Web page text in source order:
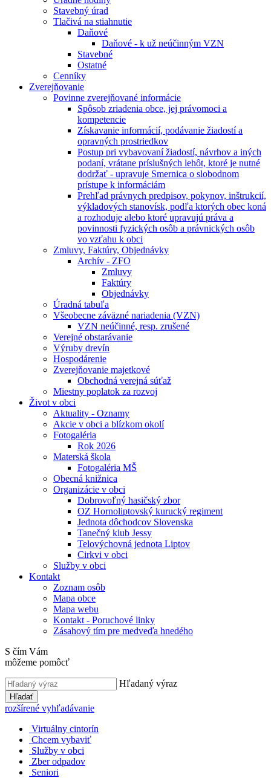
Stavebný úrad
Tlačivá na stiahnutie
Daňové
Daňové - k už neúčinným VZN
Stavebné
Ostatné
Cenníky
Zverejňovanie
Povinne zverejňované informácie
Spôsob zriadenia obce, jej právomoci a
kompetencie
Získavanie informácií, podávanie žiadostí a
opravných prostriedkov
Postup pri vybavovaní žiadostí, návrhov a iných
podaní, vrátane príslušných lehôt, ktoré je nutné
dodržať - upravuje Smernica o slobodnom
prístupe k informáciám
Prehľad právnych predpisov, pokynov, inštrukcií,
výkladových stanovísk, podľa ktorých obec koná
a rozhoduje alebo ktoré upravujú práva a
povinnosti fyzických osôb a právnických osôb
vo vzťahu k obci
Zmluvy, Faktúry, Objednávky
Archív - ZFO
Zmluvy
Faktúry
Objednávky
Úradná tabuľa
Všeobecne záväzné nariadenia (VZN)
VZN neúčinné, resp. zrušené
Verejné obstarávanie
Výruby drevín
Hospodárenie
Zverejňovanie majetkové
Obchodná verejná súťaž
Miestny poplatok za rozvoj
Život v obci
Aktuality - Oznamy
Akcie v obci a blízkom okolí
Fotogaléria
Rok 2026
Materská škola
Fotogaléria MŠ
Obecná knižnica
Organizácie v obci
Dobrovoľný hasičský zbor
OZ Hornoliptovský kurucký regiment
Jednota dôchodcov Slovenska
Tanečný klub Jessy
Telovýchovná jednota Liptov
Cirkvi v obci
Služby v obci
Kontakt
Zoznam osôb
Mapa obce
Mapa webu
Kontakt - Poruchové linky
Zásahový tím pre medveďa hnedého
S čím Vám
môžeme pomôcť
Hľadaný výraz
Hľadať
rozšírené vyhľadávanie
Virtuálny cintorín
Chcem vybaviť
Služby v obci
Zber odpadov
Seniori